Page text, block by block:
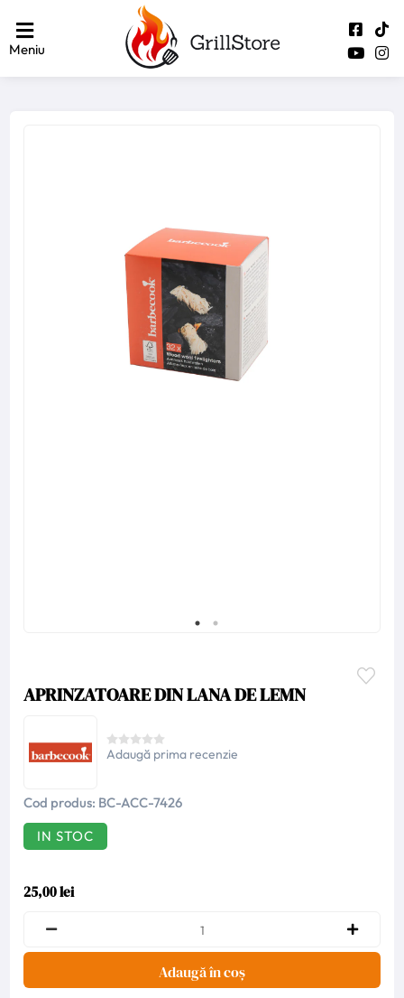
Meniu
APRINZATOARE DIN LANA DE LEMN
Adaugă prima recenzie
Cod produs: BC-ACC-7426
IN STOC
25,00 lei
Adaugă în coș